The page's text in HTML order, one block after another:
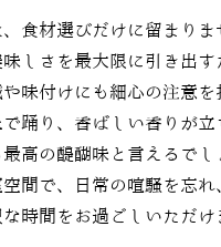
食材選びだけに留まり
しさを最大限に引き出す
味付けにも細心の注意を
踊り、香ばしい香りが立
高の醍醐味と言えるでし
間で、日常の喧騒を忘れ
時間をお過ごしいただけ